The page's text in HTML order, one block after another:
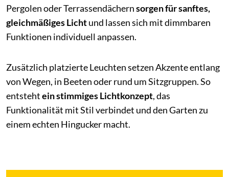
Pergolen oder Terrassendächernsorgen für sanftes,
gleichmäßiges Lichtund lassen sich mit dimmbaren
Funktionen individuell anpassen.
Zusätzlich platzierte Leuchten setzen Akzente entlang
von Wegen, in Beeten oder rund um Sitzgruppen. So
entstehtein stimmiges Lichtkonzept, das
Funktionalität mit Stil verbindet und den Garten zu
einem echten Hingucker macht.